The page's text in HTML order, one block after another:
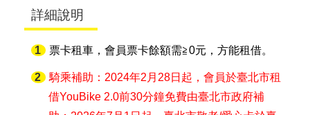
詳細說明
票卡租車，會員票卡餘額需≧0元，方能租借。
騎乘補助：2024年2月28日起，會員於臺北市租
借YouBike 2.0前30分鐘免費由臺北市政府補